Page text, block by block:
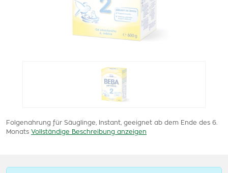
Folgenahrung für Säuglinge, Instant, geeignet ab dem Ende des 6.
Monats Vollständige Beschreibung anzeigen